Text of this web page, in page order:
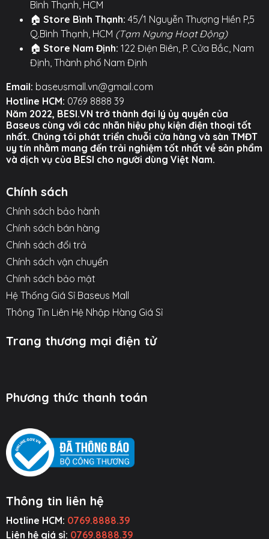
Bình Thạnh, HCM
🏠 Store Bình Thạnh: 45/1 Nguyễn Thượng Hiền P,5
Q.Bình Thạnh, HCM (Tạm Ngưng Hoạt Động)
🏠 Store Nam Định: 122 Điện Biên, P. Cửa Bắc, Nam
Định, Thành phố Nam Định
Email: baseusmall.vn@gmail.com
Hotline HCM: 0769 8888 39
Năm 2022, BESI.VN trở thành đại lý ủy quyền của
Baseus cùng với các nhãn hiệu phụ kiện điện thoại tốt
nhất. Chúng tôi phát triển chuỗi cửa hàng và sàn TMĐT
uy tín nhằm mang đến trải nghiệm tốt nhất về sản phẩm
và dịch vụ của BESI cho người dùng Việt Nam.
Chính sách
Chính sách bảo hành
Chính sách bán hàng
Chính sách đổi trả
Chính sách vận chuyển
Chính sách bảo mật
Hệ Thống Giá Sỉ Baseus Mall
Thông Tin Liên Hệ Nhập Hàng Giá Sỉ
Trang thương mại điện tử
Phương thức thanh toán
Thông tin liên hệ
Hotline HCM: 0769.8888.39
Liên hệ giá sỉ: 0769.8888.39